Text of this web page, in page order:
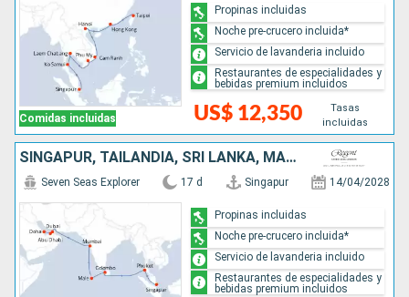
Comidas incluidas US$ 12,350
Tasas
incluidas
Propinas incluidas
Noche pre-crucero incluida*
Servicio de lavanderia incluido
Restaurantes de especialidades y
bebidas premium incluidos
SINGAPUR, TAILANDIA, SRI LANKA, MALDIVAS, INDIA, EMIRATOS ÁRABES UNIDOS, QATAR
Seven Seas Explorer 17 d Singapur 14/04/2028
Propinas incluidas
Noche pre-crucero incluida*
Servicio de lavanderia incluido
Restaurantes de especialidades y
bebidas premium incluidos